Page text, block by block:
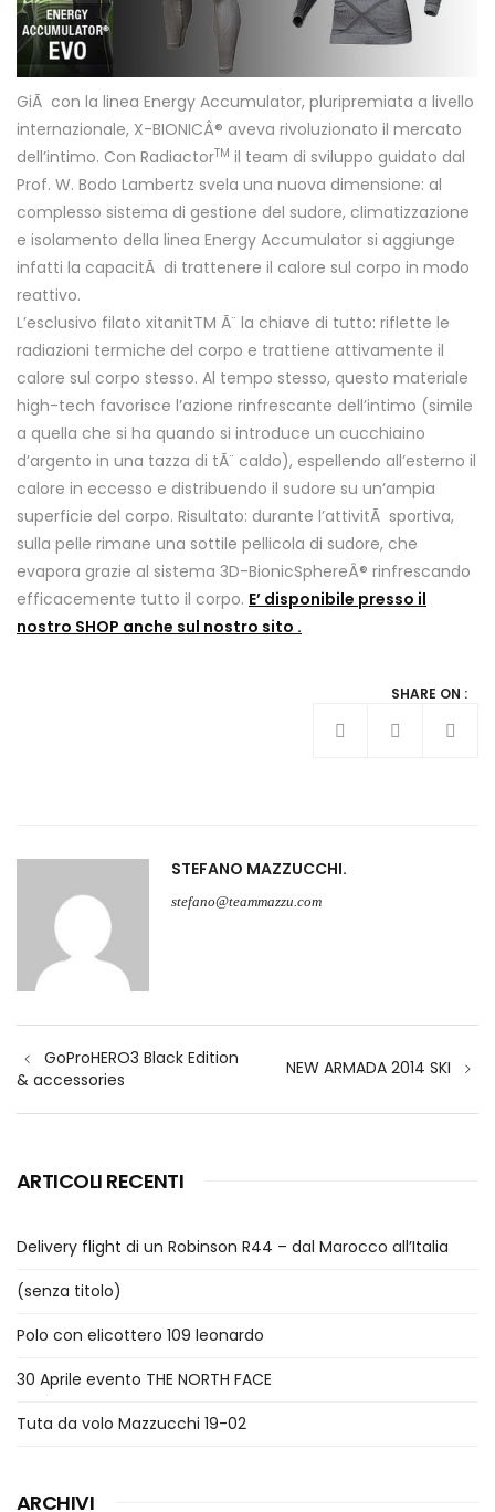
GiÃ con la linea Energy Accumulator, pluripremiata a livello
internazionale, X-BIONICÂ® aveva rivoluzionato il mercato
dell’intimo. Con RadiactorTM il team di sviluppo guidato dal
Prof. W. Bodo Lambertz svela una nuova dimensione: al
complesso sistema di gestione del sudore, climatizzazione
e isolamento della linea Energy Accumulator si aggiunge
infatti la capacitÃ di trattenere il calore sul corpo in modo
reattivo.
L’esclusivo filato xitanitTM Ã¨ la chiave di tutto: riflette le
radiazioni termiche del corpo e trattiene attivamente il
calore sul corpo stesso. Al tempo stesso, questo materiale
high-tech favorisce l’azione rinfrescante dell’intimo (simile
a quella che si ha quando si introduce un cucchiaino
d’argento in una tazza di tÃ¨ caldo), espellendo all’esterno il
calore in eccesso e distribuendo il sudore su un’ampia
superficie del corpo. Risultato: durante l’attivitÃ sportiva,
sulla pelle rimane una sottile pellicola di sudore, che
evapora grazie al sistema 3D-BionicSphereÂ® rinfrescando
efficacemente tutto il corpo. E’ disponibile presso il
nostro SHOP anche sul nostro sito .
SHARE ON :
STEFANO MAZZUCCHI
stefano@teammazzu.com
articoli
GoProHERO3 Black Edition
& accessories
NEW ARMADA 2014 SKI
ARTICOLI RECENTI
Delivery flight di un Robinson R44 – dal Marocco all’Italia
(senza titolo)
Polo con elicottero 109 leonardo
30 Aprile evento THE NORTH FACE
Tuta da volo Mazzucchi 19-02
ARCHIVI